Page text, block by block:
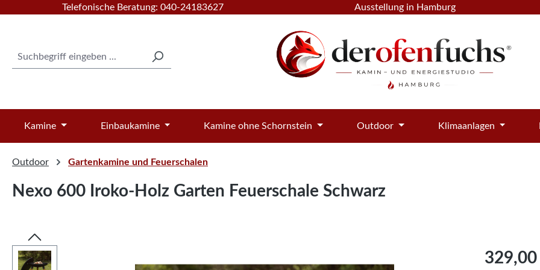
Hauptinhalt springen
Zur Suche springen
Zur Hauptnavigation springen
Telefonische Beratung: 040-24183627 Ausstellung in Hamburg
Kamine Einbaukamine Kamine ohne Schornstein Outdoor Klimaanlagen
Outdoor Gartenkamine und Feuerschalen
Nexo 600 Iroko-Holz Garten Feuerschale Schwarz
Bildergalerie überspringen Regulärer
329,00